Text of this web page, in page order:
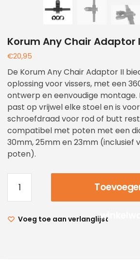
Korum Any Chair Adaptor
€20,95
De Korum Any Chair Adaptor II
oplossing voor vissers, met een
ontwerp en eenvoudige
past op vrijwel elke stoel en is
schroefdraad voor rod of butt
compatibel met poten met een
30mm, 25mm en 23mm (inclusief
poten).
Voeg toe aan verlanglijst